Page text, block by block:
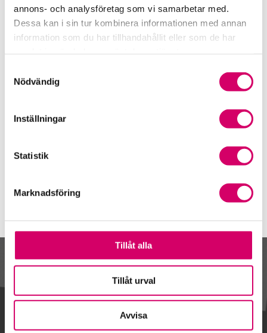
annons- och analysföretag som vi samarbetar med.
Dessa kan i sin tur kombinera informationen med annan
information som du har tillhandahållit eller som de har
Nödvändig
Inställningar
Statistik
Marknadsföring
Tillåt alla
Tillåt urval
Avvisa
Våra nyhetskanaler
Tidningen Konsulten
Öppet brev till Myndigheten för yrkeshögskolan
Framtidsutsikter i lönebranschen
Kalendarium